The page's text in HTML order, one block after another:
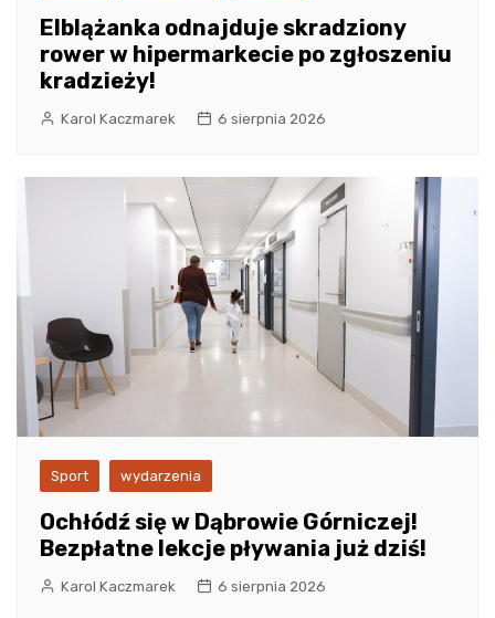
Elblążanka odnajduje skradziony
rower w hipermarkecie po zgłoszeniu
kradzieży!
Karol Kaczmarek 6 sierpnia 2026
Sport wydarzenia
Ochłódź się w Dąbrowie Górniczej!
Bezpłatne lekcje pływania już dziś!
Karol Kaczmarek 6 sierpnia 2026